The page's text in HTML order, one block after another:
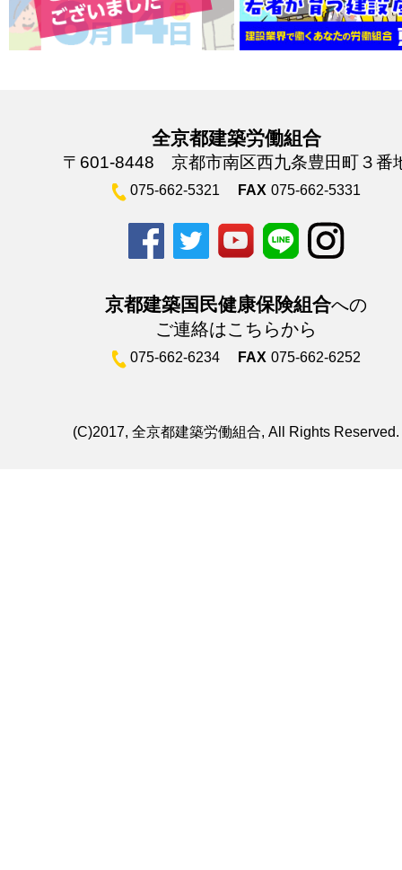
全京都建築労働組合
〒601-8448 京都市南区西九条豊田町３番
075-662-5321 FAX 075-662-5331
京都建築国民健康保険組合への
ご連絡はこちらから
075-662-6234 FAX 075-662-6252
(C)2017, 全京都建築労働組合, All Rights Reserved.